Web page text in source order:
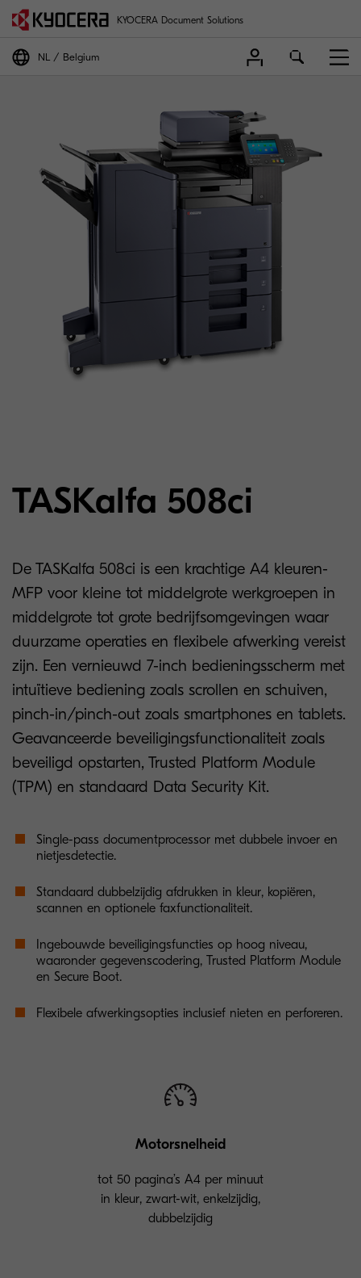
KYOCERA Document Solutions
NL Belgium
TASKalfa 508ci
De TASKalfa 508ci is een krachtige A4 kleuren-
MFP voor kleine tot middelgrote werkgroepen in
middelgrote tot grote bedrijfsomgevingen waar
duurzame operaties en flexibele afwerking vereist
zijn. Een vernieuwd 7-inch bedieningsscherm met
intuïtieve bediening zoals scrollen en schuiven,
pinch-in/pinch-out zoals smartphones en tablets.
Geavanceerde beveiligingsfunctionaliteit zoals
beveiligd opstarten, Trusted Platform Module
(TPM) en standaard Data Security Kit.
Single-pass documentprocessor met dubbele invoer en
nietjesdetectie.
Standaard dubbelzijdig afdrukken in kleur, kopiëren,
scannen en optionele faxfunctionaliteit.
Ingebouwde beveiligingsfuncties op hoog niveau,
waaronder gegevenscodering, Trusted Platform Module
en Secure Boot.
Flexibele afwerkingsopties inclusief nieten en perforeren.
Motorsnelheid
tot 50 pagina’s A4 per minuut
in kleur, zwart-wit, enkelzijdig,
dubbelzijdig